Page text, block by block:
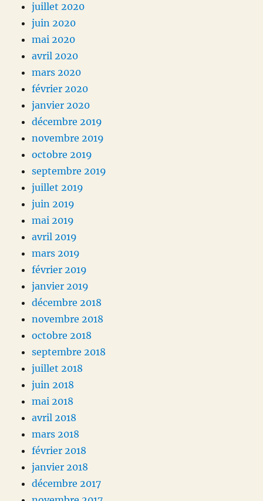
juillet 2020
juin 2020
mai 2020
avril 2020
mars 2020
février 2020
janvier 2020
décembre 2019
novembre 2019
octobre 2019
septembre 2019
juillet 2019
juin 2019
mai 2019
avril 2019
mars 2019
février 2019
janvier 2019
décembre 2018
novembre 2018
octobre 2018
septembre 2018
juillet 2018
juin 2018
mai 2018
avril 2018
mars 2018
février 2018
janvier 2018
décembre 2017